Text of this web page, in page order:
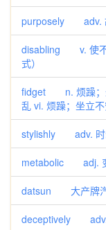
purposely adv.
disabling v. 使不
式）
fidget n. 烦躁；
乱 vi. 烦躁；坐立
stylishly adv. 时
metabolic adj.
datsun 大产牌
deceptively adv.